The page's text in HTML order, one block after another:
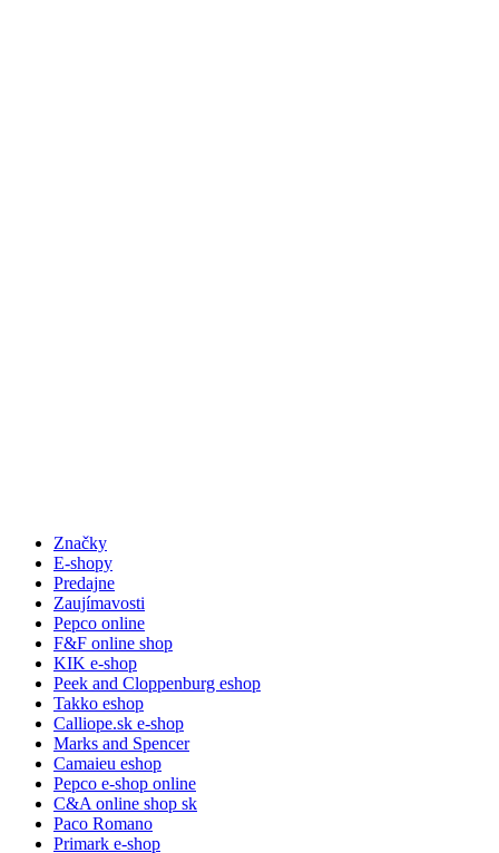
Značky
E-shopy
Predajne
Zaujímavosti
Pepco online
F&F online shop
KIK e-shop
Peek and Cloppenburg eshop
Takko eshop
Calliope.sk e-shop
Marks and Spencer
Camaieu eshop
Pepco e-shop online
C&A online shop sk
Paco Romano
Primark e-shop